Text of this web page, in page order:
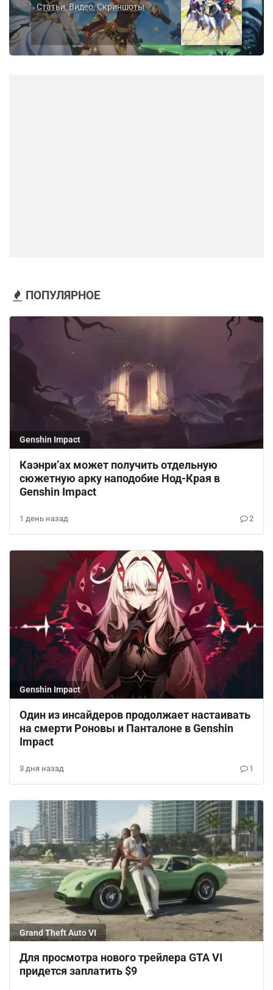
Статьи ,Видео,Скриншоты
ПОПУЛЯРНОЕ
Genshin Impact
Каэнри’ах может получить отдельную
сюжетную арку наподобие Нод-Края в
Genshin Impact
1 день назад 2
Genshin Impact
Один из инсайдеров продолжает настаивать
на смерти Роновы и Панталоне в Genshin
Impact
3 дня назад 1
Grand Theft Auto VI
Для просмотра нового трейлера GTA VI
придется заплатить $9